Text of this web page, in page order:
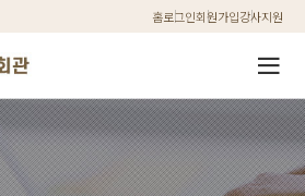
홈로그인회원가입강사지원